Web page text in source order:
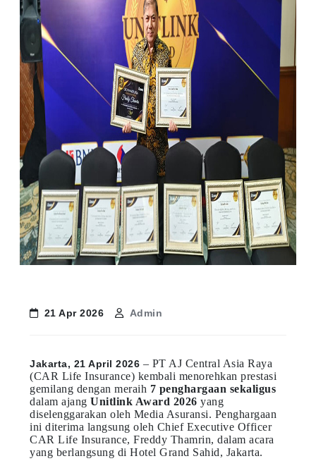
21 Apr 2026 Admin
Jakarta, 21 April 2026 – PT AJ Central Asia Raya
(CAR Life Insurance) kembali menorehkan prestasi
gemilang dengan meraih 7 penghargaan sekaligus
dalam ajangUnitlink Award 2026 yang
diselenggarakan oleh Media Asuransi. Penghargaan
ini diterima langsung oleh Chief Executive Officer
CAR Life Insurance, Freddy Thamrin, dalam acara
yang berlangsung di Hotel Grand Sahid, Jakarta.